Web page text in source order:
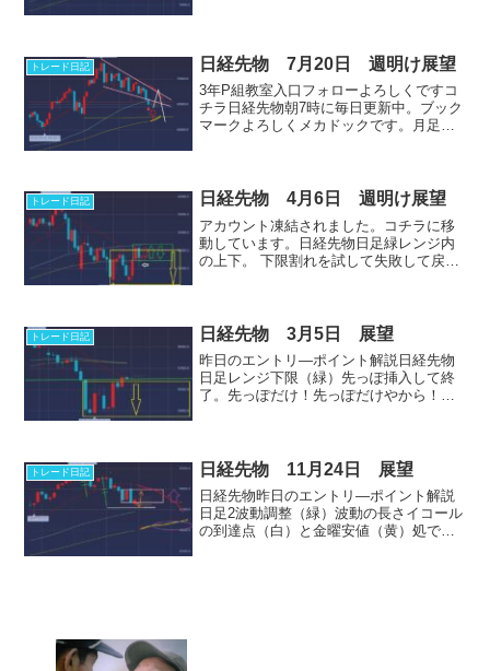
イするかのテストしに...
トレード日記 日経先物 7月20日 週明け展望
3年P組教室入口フォローよろしくですコ
チラ日経先物朝7時に毎日更新中。ブック
マークよろしくメカドックです。月足ア
ます。ここでどうなる...
トレード日記 日経先物 4月6日 週明け展望
アカウント凍結されました。コチラに移
動しています。日経先物日足緑レンジ内
の上下。 下限割れを試して失敗して戻っ
あり。 イラン情勢次...
トレード日記 日経先物 3月5日 展望
昨日のエントリ―ポイント解説日経先物
日足レンジ下限（緑）先っぽ挿入して終
了。先っぽだけ！先っぽだけやから！
返されて下落しても５５００...
トレード日記 日経先物 11月24日 展望
日経先物昨日のエントリ―ポイント解説‎
日足2波動調整（緑）波動の長さイコール
の到達点（白）と金曜安値（黄）処で反